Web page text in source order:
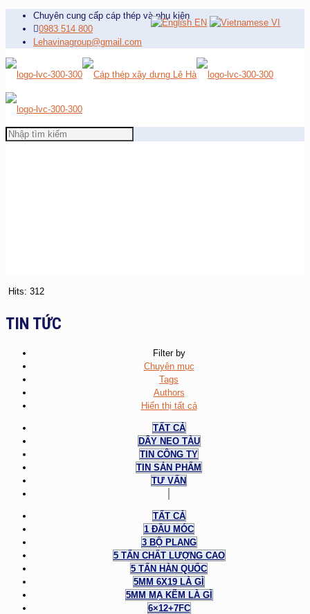
Chuyên cung cấp cáp thép và phụ kiện
0983 514 800
Lehavinagroup@gmail.com
Hits: 312
TIN TỨC
Filter by
Chuyên mục
Tags
Authors
Hiển thị tất cả
TẤT CẢ
DÂY NEO TÀU
TIN CÔNG TY
TIN SẢN PHẨM
TƯ VẤN
TẤT CẢ
1 ĐẦU MÓC
3 BỘ PLANG
5 TẤN CHẤT LƯỢNG CAO
5 TẤN HÀN QUỐC
5MM 6X19 LÀ GÌ
5MM MẠ KẼM LÀ GÌ
6×12+7FC
EN VI